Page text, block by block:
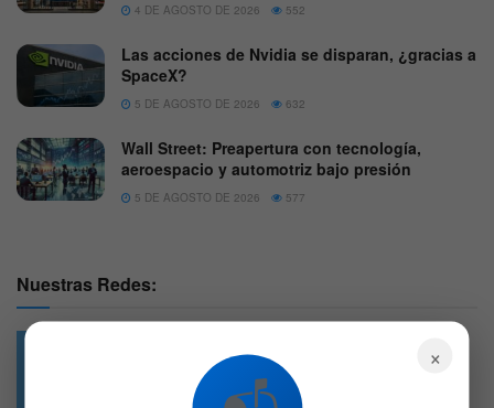
4 DE AGOSTO DE 2026 552
Las acciones de Nvidia se disparan, ¿gracias a
SpaceX?
5 DE AGOSTO DE 2026 632
Wall Street: Preapertura con tecnología,
aeroespacio y automotriz bajo presión
5 DE AGOSTO DE 2026 577
Nuestras Redes:
4.7k
×